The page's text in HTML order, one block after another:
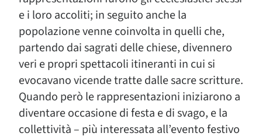
e i loro accoliti; in seguito anche la
popolazione venne coinvolta in quelli che,
partendo dai sagrati delle chiese, divennero
veri e propri spettacoli itineranti in cui si
evocavano vicende tratte dalle sacre scritture.
Quando però le rappresentazioni iniziarono a
diventare occasione di festa e di svago, e la
collettività – più interessata all’evento festivo